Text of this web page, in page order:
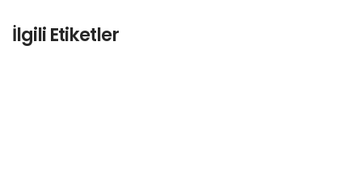
İlgili Etiketler